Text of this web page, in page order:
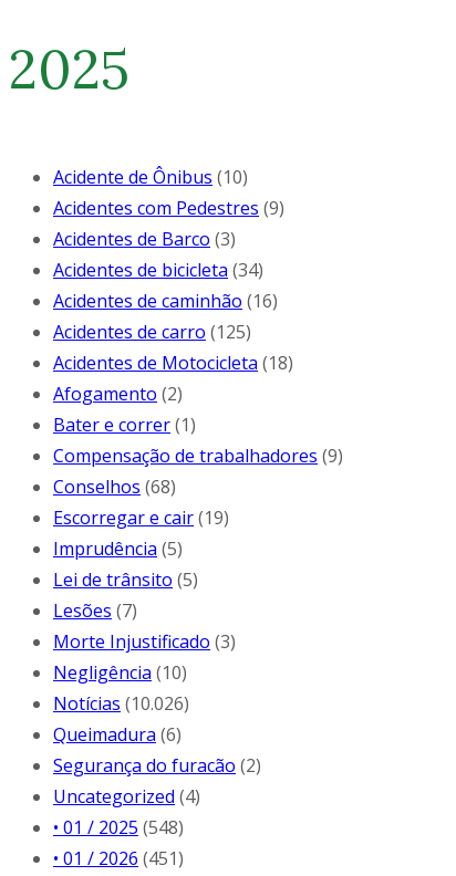
2025
Acidente de Ônibus (10)
Acidentes com Pedestres (9)
Acidentes de Barco (3)
Acidentes de bicicleta (34)
Acidentes de caminhão (16)
Acidentes de carro (125)
Acidentes de Motocicleta (18)
Afogamento (2)
Bater e correr(1)
Compensação de trabalhadores (9)
Conselhos (68)
Escorregar e cair(19)
Imprudência (5)
Lei de trânsito (5)
Lesões (7)
Morte Injustificado (3)
Negligência (10)
Notícias (10.026)
Queimadura (6)
Segurança do furacão (2)
Uncategorized (4)
• 01 / 2025 (548)
• 01 / 2026 (451)